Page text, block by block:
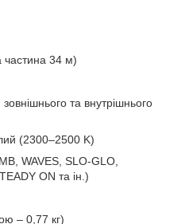
частина 34 м)
та внутрішнього
(2300–2500 K)
WAVES, SLO-GLO,
ON та ін.)
– 0,77 кг)